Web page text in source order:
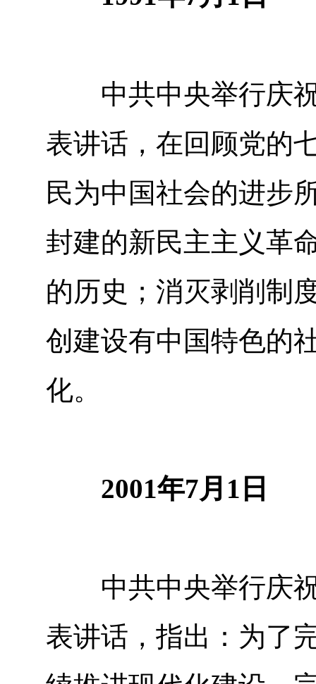
中共中央举行庆祝
表讲话，在回顾党的
民为中国社会的进步
封建的新民主主义革
的历史；消灭剥削制
创建设有中国特色的
化。
2001年7月1日
中共中央举行庆祝
表讲话，指出：为了